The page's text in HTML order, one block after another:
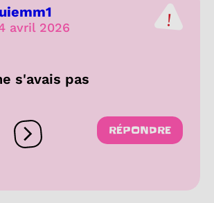
avril 2026
s'avais pas
Ouvrir les réactions
RÉPONDRE